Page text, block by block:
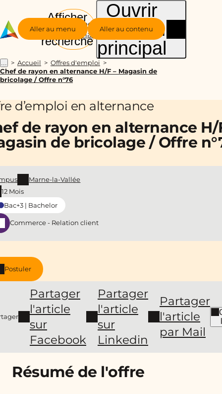
Aller au menu Aller au contenu
Groupe
Alternance
Afficher
la
recherche
Ouvrir
le menu
principal
... Accueil
Offres d'emploi
Chef de rayon en alternance H/F – Magasin de
bricolage / Offre n°76
d’emploi en alternance
de rayon en alternance H/
de bricolage / Offre
Postuler
Partager
l'article
sur
Facebook
Partager
l'article
sur
Linkedin
Partager
l'article
par Mail
Marne-la-Vallée
12 Mois
Bac+3 | Bachelor
Commerce - Relation client
Résumé de l'offre